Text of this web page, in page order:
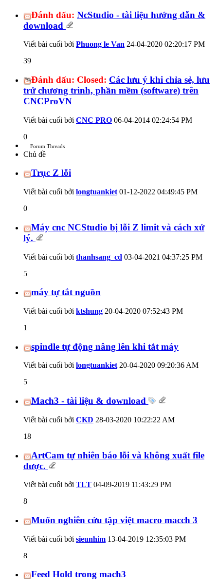
Đánh dấu: NcStudio - tài liệu hướng dẫn &
download
Viết bài cuối bởi Phuong le Van 24-04-2020 02:20:17 PM
39
Đánh dấu: Closed: Các lưu ý khi chỉa sẻ, lưu
trử chương trình, phần mềm (software) trên
CNCProVN
Viết bài cuối bởi CNC PRO 06-04-2014 02:24:54 PM
0
Forum Threads
Chủ đề
Trục Z lỗi
Viết bài cuối bởi longtuankiet 01-12-2022 04:49:45 PM
0
Máy cnc NCStudio bị lỗi Z limit và cách xử
lý.
Viết bài cuối bởi thanhsang_cd 03-04-2021 04:37:25 PM
5
máy tự tắt nguồn
Viết bài cuối bởi ktshung 20-04-2020 07:52:43 PM
1
spindle tự động nâng lên khi tắt máy
Viết bài cuối bởi longtuankiet20-04-2020 09:20:36 AM
5
Mach3 - tài liệu & download
Viết bài cuối bởi CKD 28-03-2020 10:22:22 AM
18
ArtCam tự nhiên báo lỗi và không xuất file
được.
Viết bài cuối bởi TLT 04-09-2019 11:43:29 PM
8
Muốn nghiên cứu tập việt macro macch 3
Viết bài cuối bởi sieunhim 13-04-2019 12:35:03 PM
8
Feed Hold trong mach3